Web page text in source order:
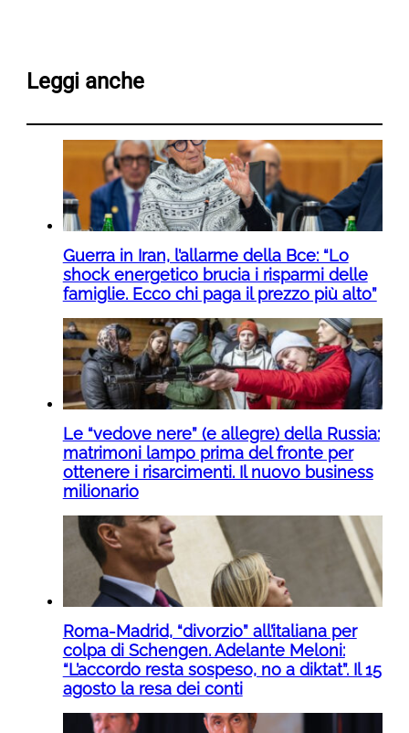
Leggi anche
Guerra in Iran, l’allarme della Bce: “Lo
shock energetico brucia i risparmi delle
famiglie. Ecco chi paga il prezzo più alto”
Le “vedove nere” (e allegre) della Russia:
matrimoni lampo prima del fronte per
ottenere i risarcimenti. Il nuovo business
milionario
Roma-Madrid, “divorzio” all’italiana per
colpa di Schengen. Adelante Meloni:
“L’accordo resta sospeso, no a diktat”. Il 15
agosto la resa dei conti